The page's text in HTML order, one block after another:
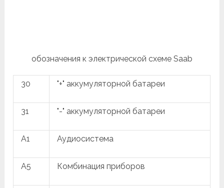
обозначения к электрической схеме Saab
30 "+" аккумуляторной батареи
31 "-" аккумуляторной батареи
A1 Аудиосистема
A5 Комбинация приборов